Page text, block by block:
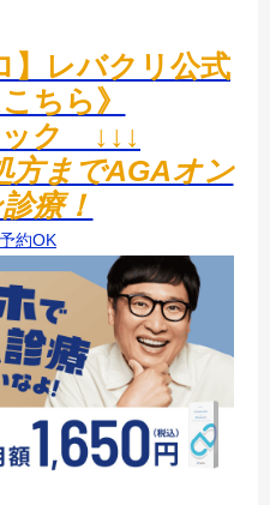
】レバクリ公式
ちら》
ク ↓↓↓
方までAGAオン
療！
約OK